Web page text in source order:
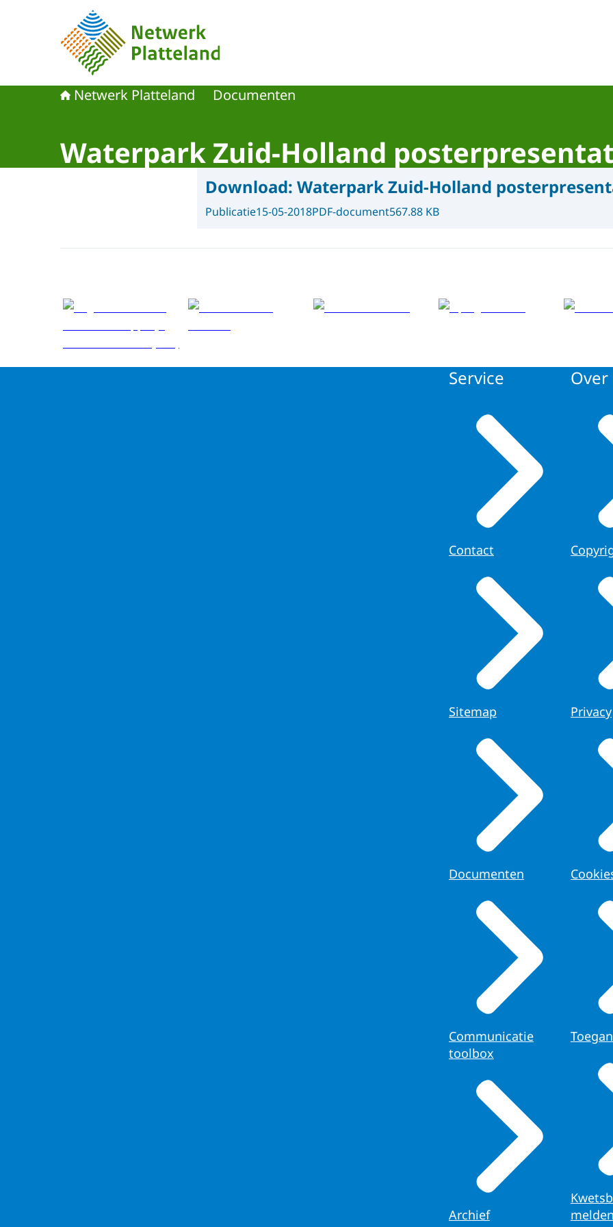
Naar de homepage van Netwerk Platteland
Netwerk Platteland Documenten
Waterpark Zuid-Holland
Download: Waterpark Zuid-Holland
Publicatie15-05-2018PDF-document567.88 KB
Service
Contact
Sitemap
Documenten
Communicatie
toolbox
Archief
Privacy